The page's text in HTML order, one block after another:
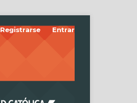
Registrarse Entrar